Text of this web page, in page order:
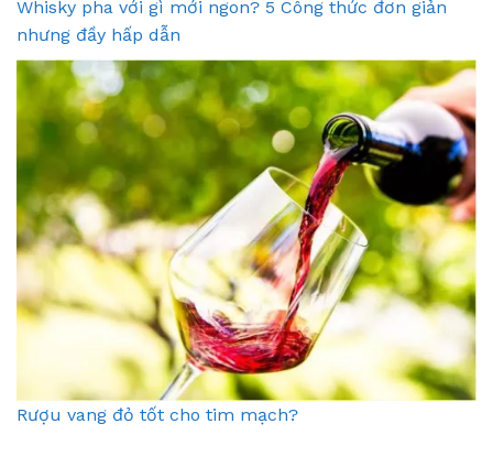
Whisky pha với gì mới ngon? 5 Công thức đơn giản
nhưng đầy hấp dẫn
Rượu vang đỏ tốt cho tim mạch?